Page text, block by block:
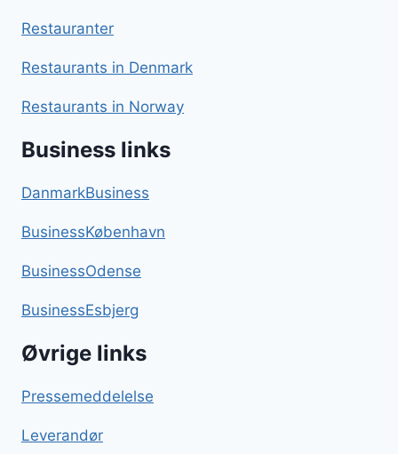
Restauranter
Restaurants in Denmark
Restaurants in Norway
Business links
DanmarkBusiness
BusinessKøbenhavn
BusinessOdense
BusinessEsbjerg
Øvrige links
Pressemeddelelse
Leverandør